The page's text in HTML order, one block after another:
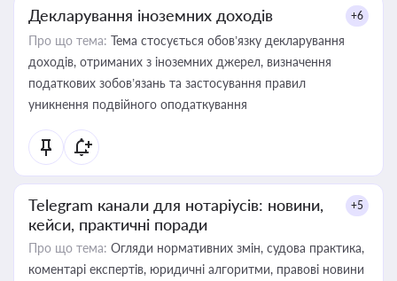
Декларування іноземних доходів +6
Про що тема: Тема стосується обов’язку декларування
доходів, отриманих з іноземних джерел, визначення
податкових зобов’язань та застосування правил
уникнення подвійного оподаткування
Telegram канали для нотаріусів: новини,
кейси, практичні поради
+5
Про що тема: Огляди нормативних змін, судова практика,
коментарі експертів, юридичні алгоритми, правові новини